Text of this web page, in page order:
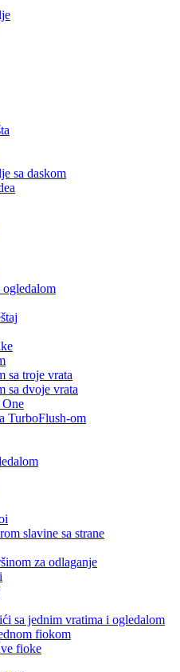
sa daskom
sa troje vrata
sa dvoje vrata
TurboFlush-om
slavine sa strane
za odlaganje
sa jednim vratima i ogledalom
fiokom
fioke